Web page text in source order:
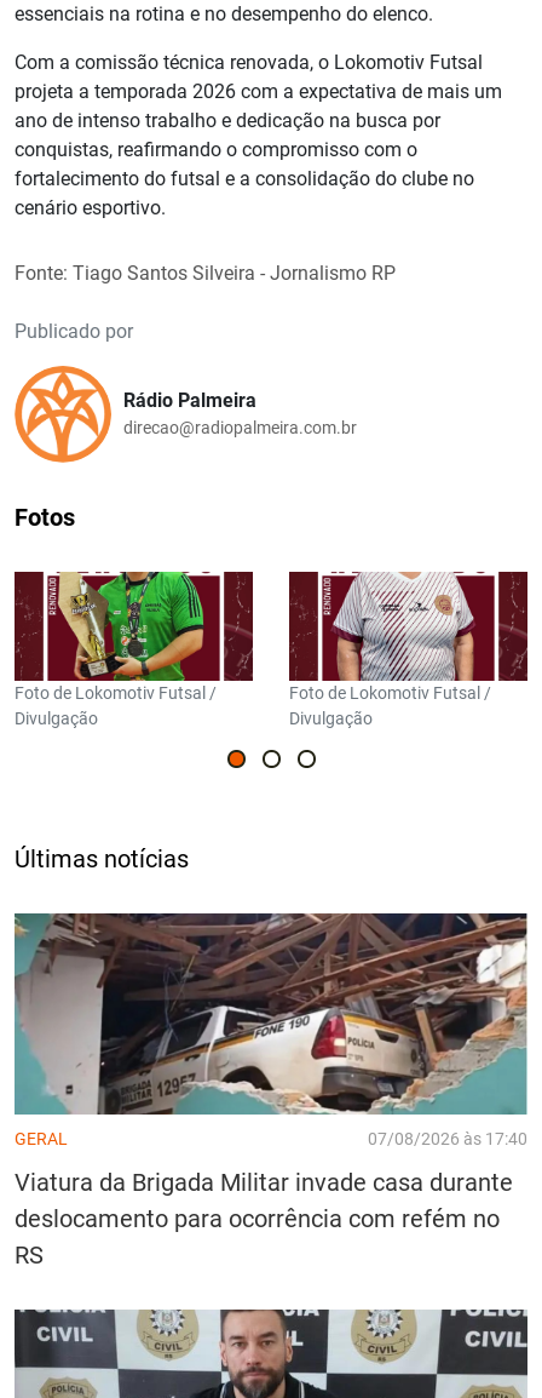
essenciais na rotina e no desempenho do elenco.
Com a comissão técnica renovada, o Lokomotiv Futsal
projeta a temporada 2026 com a expectativa de mais um
ano de intenso trabalho e dedicação na busca por
conquistas, reafirmando o compromisso com o
fortalecimento do futsal e a consolidação do clube no
cenário esportivo.
Fonte: Tiago Santos Silveira - Jornalismo RP
Publicado por
Rádio Palmeira
direcao@radiopalmeira.com.br
Fotos
Foto de Lokomotiv Futsal /
Divulgação
Foto de Lokomotiv Futsal /
Divulgação
Últimas notícias
GERAL 07/08/2026 às 17:40
Viatura da Brigada Militar invade casa durante
deslocamento para ocorrência com refém no
RS